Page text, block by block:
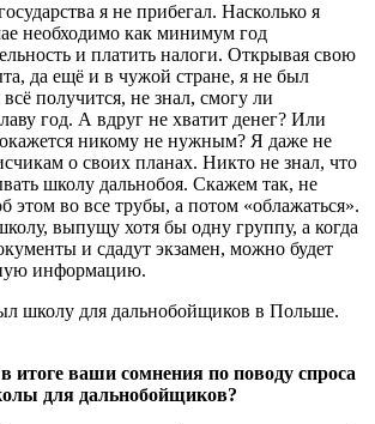
я не прибегал. Насколько я
необходимо как минимум год
и платить налоги. Открывая свою
да ещё и в чужой стране, я не был
получится, не знал, смогу ли
год. А вдруг не хватит денег? Или
никому не нужным? Я даже не
о своих планах. Никто не знал, что
школу дальнобоя. Скажем так, не
этом во все трубы, а потом «облажаться».
выпущу хотя бы одну группу, а когда
и сдадут экзамен, можно будет
информацию.
итоге ваши сомнения по поводу спроса
для дальнобойщиков?